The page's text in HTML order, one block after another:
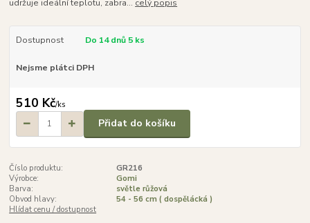
udržuje ideální teplotu, zabra... celý popis
Dostupnost Do 14 dnů 5 ks
Nejsme plátci DPH
510 Kč/ks
Přidat do košíku
Číslo produktu:
GR216
Výrobce:
Gomi
Barva:
světle růžová
Obvod hlavy:
54 - 56 cm ( dospělácká )
Hlídat cenu / dostupnost